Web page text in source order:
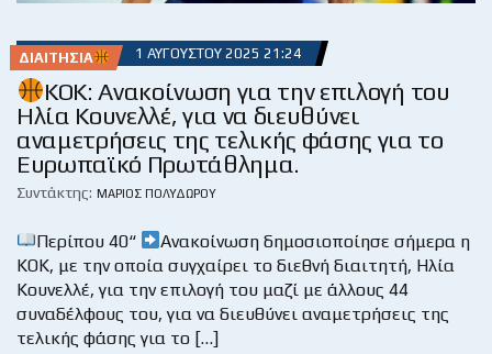
ΔΙΑΙΤΗΣΊΑ 1 ΑΥΓΟΎΣΤΟΥ 2025 21:24
KOK: Ανακοίνωση για την επιλογή του
Ηλία Κουνελλέ, για να διευθύνει
αναμετρήσεις της τελικής φάσης για το
Ευρωπαϊκό Πρωτάθλημα.
Συντάκτης: ΜΆΡΙΟΣ ΠΟΛΥΔΏΡΟΥ
Περίπου 40“
Ανακοίνωση δημοσιοποίησε σήμερα η
ΚΟΚ, με την οποία συγχαίρει το διεθνή διαιτητή, Ηλία
Κουνελλέ, για την επιλογή του μαζί με άλλους 44
συναδέλφους του, για να διευθύνει αναμετρήσεις της
τελικής φάσης για το […]